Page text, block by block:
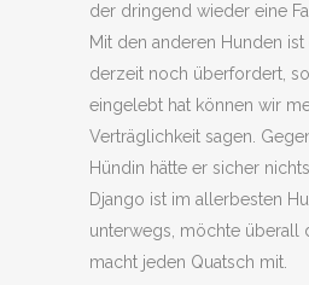
der dringend wieder eine
Mit den anderen Hunden
derzeit noch überfordert,
eingelebt hat können wir
Verträglichkeit sagen.
Hündin hätte er sicher
Django ist im allerbesten
unterwegs, möchte überall
macht jeden Quatsch mit.